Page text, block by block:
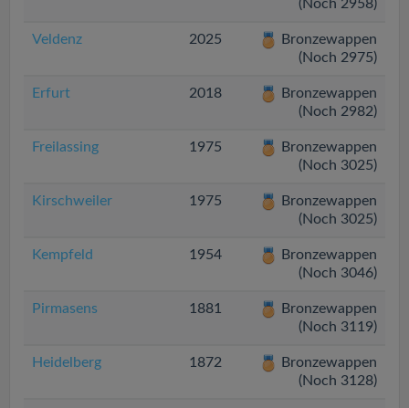
(Noch 2958)
Veldenz 2025
Bronzewappen
(Noch 2975)
Erfurt 2018
Bronzewappen
(Noch 2982)
Freilassing 1975
Bronzewappen
(Noch 3025)
Kirschweiler 1975
Bronzewappen
(Noch 3025)
Kempfeld 1954
Bronzewappen
(Noch 3046)
Pirmasens 1881
Bronzewappen
(Noch 3119)
Heidelberg 1872
Bronzewappen
(Noch 3128)